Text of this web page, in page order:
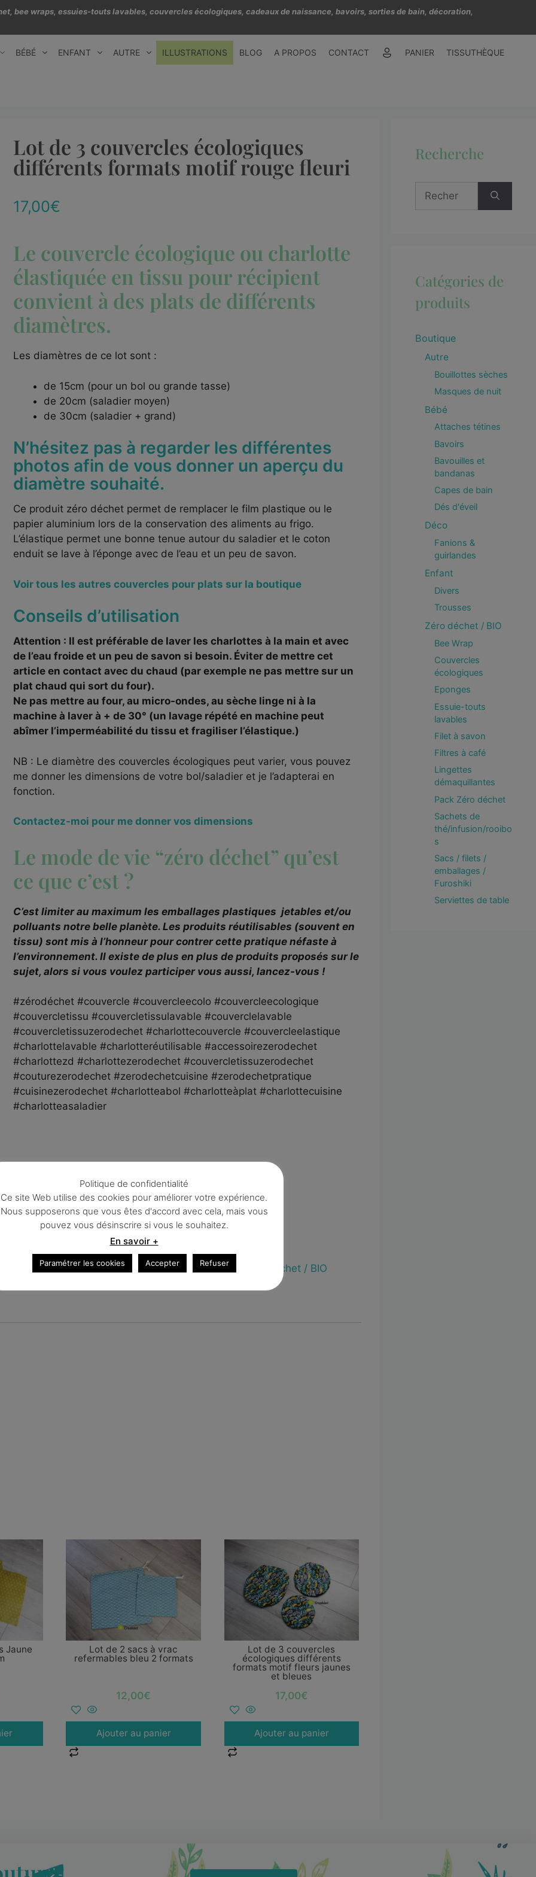
bee wraps, essuies-touts lavables, couvercles écologiques, cadeaux de naissance, bavoirs, sorties de bain, décoration,
BÉBÉ ENFANT AUTRE ILLUSTRATIONS BLOG A PROPOS CONTACT PANIER TISSUTHÈQUE
Lot de 3 couvercles écologiques
différents formats motif rouge fleuri
17,00€
Le couvercle écologique ou charlotte
élastiquée en tissu pour récipient
convient à des plats de différents
diamètres.
Les diamètres de ce lot sont :
de 15cm (pour un bol ou grande tasse)
de 20cm (saladier moyen)
de 30cm (saladier + grand)
N’hésitez pas à regarder les différentes
photos afin de vous donner un aperçu du
diamètre souhaité.
Ce produit zéro déchet permet de remplacer le film plastique ou le
papier aluminium lors de la conservation des aliments au frigo.
L’élastique permet une bonne tenue autour du saladier et le coton
enduit se lave à l’éponge avec de l’eau et un peu de savon.
Voir tous les autres couvercles pour plats sur la boutique
Conseils d’utilisation
Attention : Il est préférable de laver les charlottes à la main et avec
de l’eau froide et un peu de savon si besoin. Éviter de mettre cet
article en contact avec du chaud (par exemple ne pas mettre sur un
plat chaud qui sort du four).
Ne pas mettre au four, au micro-ondes, au sèche linge ni à la
machine à laver à + de 30° (un lavage répété en machine peut
abîmer l’imperméabilité du tissu et fragiliser l’élastique.)
NB : Le diamètre des couvercles écologiques peut varier, vous pouvez
me donner les dimensions de votre bol/saladier et je l’adapterai en
fonction.
Contactez-moi pour me donner vos dimensions
Le mode de vie “zéro déchet” qu’est
ce que c’est ?
C’est limiter au maximum les emballages plastiques jetables et/ou
polluants notre belle planète. Les produits réutilisables (souvent en
tissu) sont mis à l’honneur pour contrer cette pratique néfaste à
l’environnement. Il existe de plus en plus de produits proposés sur le
sujet, alors si vous voulez participer vous aussi, lancez-vous !
#zérodéchet #couvercle #couvercleecolo #couvercleecologique
#couvercletissu #couvercletissulavable #couverclelavable
#couvercletissuzerodechet #charlottecouvercle #couvercleelastique
#charlottelavable #charlotteréutilisable #accessoirezerodechet
#charlottezd #charlottezerodechet #couvercletissuzerodechet
#couturezerodechet #zerodechetcuisine #zerodechetpratique
#cuisinezerodechet #charlotteabol #charlotteàplat #charlottecuisine
#charlotteasaladier
1 en stock
Ajouter au panier
Catégories :Boutique,Couvercles écologiques Zéro déchet / BIO
Jaune Lot de 2 sacs à vrac
refermables bleu 2 formats
12,00€
Ajouter au panier
Lot de 3 couvercles
écologiques différents
formats motif fleurs jaunes
et bleues
17,00€
Ajouter au panier
Recherche
Catégories de
produits
Boutique
Autre
Bouillottes sèches
Masques de nuit
Bébé
Attaches tétines
Bavoirs
Bavouilles et
bandanas
Capes de bain
Dés d'éveil
Déco
Fanions &
guirlandes
Enfant
Divers
Trousses
Zéro déchet / BIO
Bee Wrap
Couvercles
écologiques
Eponges
Essuie-touts
lavables
Filet à savon
Filtres à café
Lingettes
démaquillantes
Pack Zéro déchet
Sachets de
thé/infusion/rooibo
s
Sacs / filets /
emballages /
Furoshiki
Serviettes de table
Politique de confidentialité
Ce site Web utilise des cookies pour améliorer votre expérience.
Nous supposerons que vous êtes d'accord avec cela, mais vous
pouvez vous désinscrire si vous le souhaitez.
En savoir +
Paramétrer les cookies Accepter Refuser